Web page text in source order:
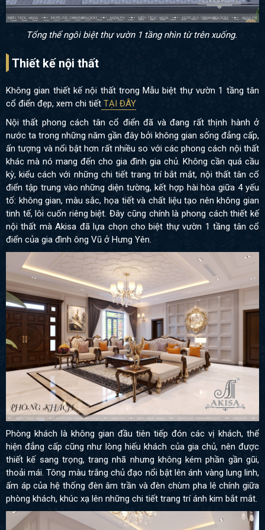
Tổng thể ngôi biệt thự vườn 1 tầng nhìn từ trên xuống.
Thiết kế nội thất
Không gian thiết kế nội thất trong Mẫu biệt thự vườn 1 tầng tân
cổ điển đẹp, xem chi tiết TẠI ĐÂY
Nội thất phong cách tân cổ điển đã và đang rất thịnh hành ở
nước ta trong những năm gần đây bởi không gian sống đẳng cấp,
ấn tượng và nổi bật hơn rất nhiều so với các phong cách nội thất
khác mà nó mang đến cho gia đình gia chủ. Không cần quá cầu
kỳ, kiểu cách với những chi tiết trang trí bắt mắt, nội thất tân cổ
điển tập trung vào những diện tường, kết hợp hài hòa giữa 4 yếu
tố: không gian, màu sắc, họa tiết và chất liệu tạo nên không gian
tinh tế, lôi cuốn riêng biệt. Đây cũng chính là phong cách thiết kế
nội thất mà Akisa đã lựa chọn cho biệt thự vườn 1 tầng tân cổ
điển của gia đình ông Vũ ở Hưng Yên.
Phòng khách là không gian đầu tiên tiếp đón các vị khách, thể
hiện đẳng cấp cũng như lòng hiếu khách của gia chủ, nên được
thiết kế sang trọng, trang nhã nhưng không kém phần gần gũi,
thoải mái. Tông màu trắng chủ đạo nổi bật lên ánh vàng lung linh,
ấm áp của hệ thống đèn âm trần và đèn chùm pha lê chính giữa
phòng khách, khúc xạ lên những chi tiết trang trí ánh kim bắt mắt.